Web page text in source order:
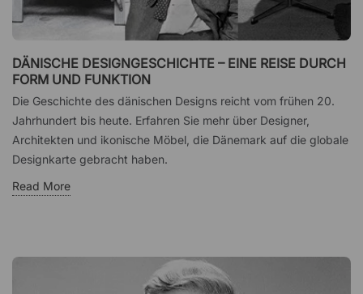
DÄNISCHE DESIGNGESCHICHTE – EINE REISE DURCH
FORM UND FUNKTION
Die Geschichte des dänischen Designs reicht vom frühen 20.
Jahrhundert bis heute. Erfahren Sie mehr über Designer,
Architekten und ikonische Möbel, die Dänemark auf die globale
Designkarte gebracht haben.
Read More